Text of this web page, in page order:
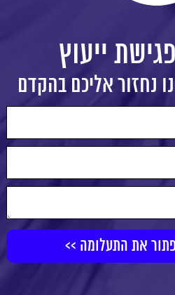
ייעוץ
נחזור אליכם בהקדם